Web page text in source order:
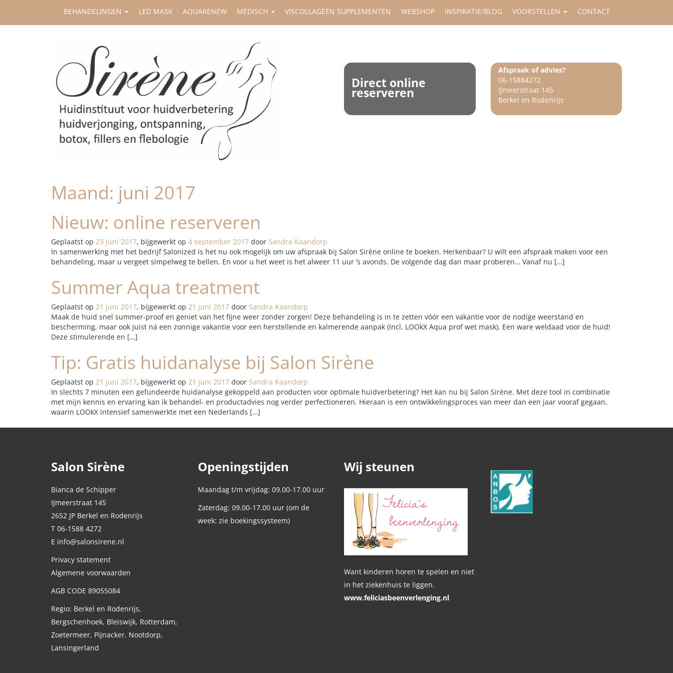
BEHANDELINGEN LED MASK AQUARENEW MEDISCH VISCOLLAGEEN SUPPLEMENTEN WEBSHOP INSPIRATIE/BLOG VOORSTELLEN CONTACT
Direct online
reserveren
Afspraak of advies?
06-15884272
IJmeerstraat 145
Berkel en Rodenrijs
Maand: juni 2017
Nieuw: online reserveren
Geplaatst op 23 juni 2017, bijgewerkt op 4 september 2017 door Sandra Kaandorp
In samenwerking met het bedrijf Salonized is het nu ook mogelijk om uw afspraak bij Salon Sirène online te boeken. Herkenbaar? U wilt een afspraak maken voor een
behandeling, maar u vergeet simpelweg te bellen. En voor u het weet is het alweer 11 uur ’s avonds. De volgende dag dan maar proberen… Vanaf nu […]
Summer Aqua treatment
Geplaatst op 21 juni 2017, bijgewerkt op 21 juni 2017 door Sandra Kaandorp
Maak de huid snel summer-proof en geniet van het fijne weer zonder zorgen! Deze behandeling is in te zetten vóór een vakantie voor de nodige weerstand en
bescherming, maar ook juist ná een zonnige vakantie voor een herstellende en kalmerende aanpak (incl. LOOkX Aqua prof wet mask). Een ware weldaad voor de huid!
Deze stimulerende en […]
Tip: Gratis huidanalyse bij Salon Sirène
Geplaatst op 21 juni 2017, bijgewerkt op 21 juni 2017 door Sandra Kaandorp
In slechts 7 minuten een gefundeerde huidanalyse gekoppeld aan producten voor optimale huidverbetering? Het kan nu bij Salon Sirène. Met deze tool in combinatie
met mijn kennis en ervaring kan ik behandel- en productadvies nog verder perfectioneren. Hieraan is een ontwikkelingsproces van meer dan een jaar vooraf gegaan,
waarin LOOkX intensief samenwerkte met een Nederlands […]
Salon Sirène
Bianca de Schipper
IJmeerstraat 145
2652 JP Berkel en Rodenrijs
T 06-1588 4272
E info@salonsirene.nl
Privacy statement
Algemene voorwaarden
AGB CODE 89055084
Regio: Berkel en Rodenrijs,
Bergschenhoek, Bleiswijk, Rotterdam,
Zoetermeer, Pijnacker, Nootdorp,
Lansingerland
Openingstijden
Maandag t/m vrijdag: 09.00-17.00 uur
Zaterdag: 09.00-17.00 uur (om de
week: zie boekingssysteem)
Wij steunen
Want kinderen horen te spelen en niet
in het ziekenhuis te liggen.
www.feliciasbeenverlenging.nl